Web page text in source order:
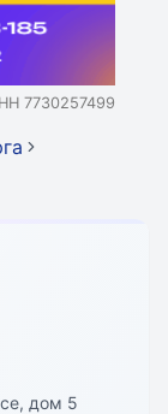
7730257499
дом 5